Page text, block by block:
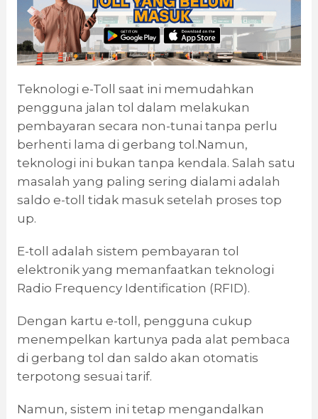
Teknologi e-Toll saat ini memudahkan
pengguna jalan tol dalam melakukan
pembayaran secara non-tunai tanpa perlu
berhenti lama di gerbang tol.Namun,
teknologi ini bukan tanpa kendala. Salah satu
masalah yang paling sering dialami adalah
saldo e-toll tidak masuk setelah proses top
up.
E-toll adalah sistem pembayaran tol
elektronik yang memanfaatkan teknologi
Radio Frequency Identification (RFID).
Dengan kartu e-toll, pengguna cukup
menempelkan kartunya pada alat pembaca
di gerbang tol dan saldo akan otomatis
terpotong sesuai tarif.
Namun, sistem ini tetap mengandalkan